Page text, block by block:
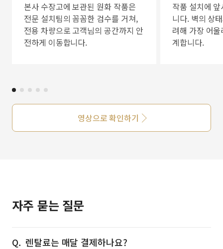
본사 수장고에 보관된 원화 작품은
전문 설치팀의 꼼꼼한 검수를 거쳐,
전용 차량으로 고객님의 공간까지 안
전하게 이동합니다.
작품 설치에
니다. 벽의 상
려해 가장 어
계합니다.
영상으로 확인하기
자주 묻는 질문
렌탈료는 매달 결제하나요?